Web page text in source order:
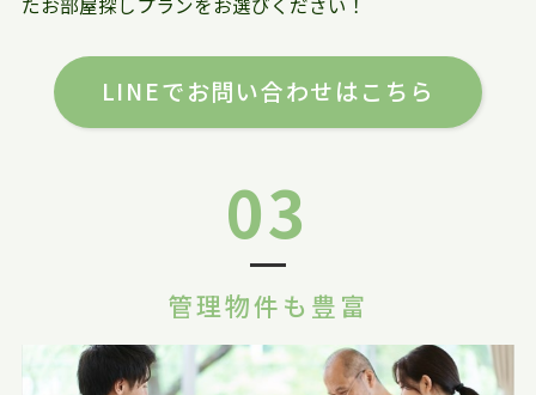
LINEでお問い合わせはこちら
03
管理物件も豊富